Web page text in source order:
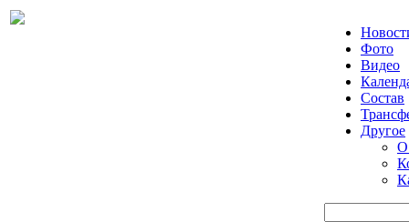
Фото
Видео
Состав
Другое
О